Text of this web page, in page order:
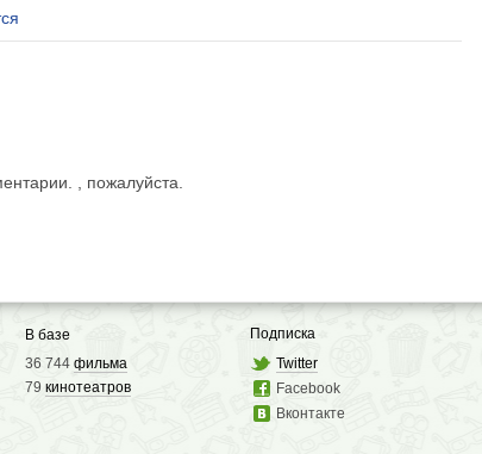
, пожалуйста.
В базе
36 744фильма
79кинотеатров
Подписка
Twitter
Facebook
Вконтакте